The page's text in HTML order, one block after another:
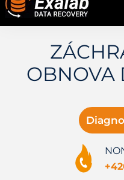
OBNOVA